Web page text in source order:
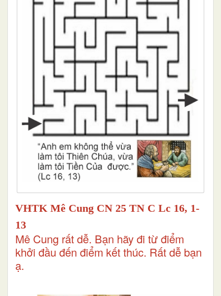
VHTK Mê Cung CN 25 TN C Lc 16, 1-
13
Mê Cung rất dễ. Bạn hãy đi từ điểm
khởi đầu đến điểm kết thúc. Rất dễ bạn
ạ.